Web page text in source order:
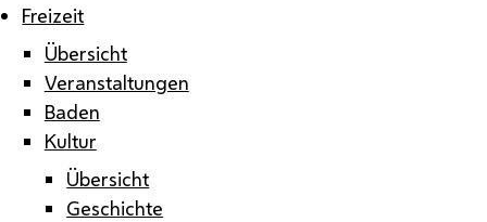
Freizeit
Übersicht
Veranstaltungen
Baden
Kultur
Übersicht
Geschichte